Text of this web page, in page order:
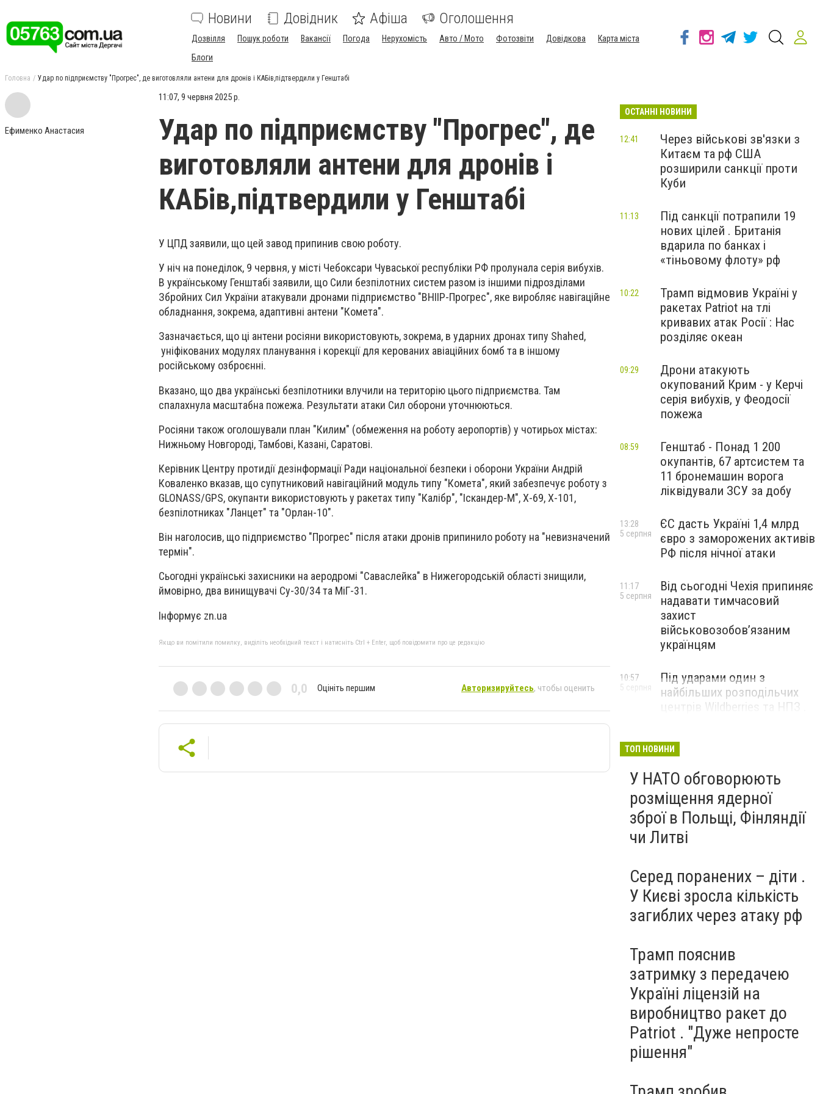
Новини Довідник Афіша Оголошення
Дозвілля Пошук роботи Вакансії Погода Нерухомість Авто / Мото Фотозвіти Довідкова
Карта міста
Блоги
Головна Удар по підприємству "Прогрес", де виготовляли антени для дронів і КАБів,підтвердили у Генштабі
Ефименко Анастасия
11:07, 9 червня 2025 р.
Удар по підприємству "Прогрес", де
виготовляли антени для дронів і
КАБів,підтвердили у Генштабі
У ЦПД заявили, що цей завод припинив свою роботу.
У ніч на понеділок, 9 червня, у місті Чебоксари Чуваської республіки РФ пролунала серія вибухів.
В українському Генштабі заявили, що Сили безпілотних систем разом із іншими підрозділами
Збройних Сил України атакували дронами підприємство "ВНІІР-Прогрес", яке виробляє навігаційне
обладнання, зокрема, адаптивні антени "Комета".
Зазначається, що ці антени росіяни використовують, зокрема, в ударних дронах типу Shahed,
уніфікованих модулях планування і корекції для керованих авіаційних бомб та в іншому
російському озброєнні.
Вказано, що два українські безпілотники влучили на територію цього підприємства. Там
спалахнула масштабна пожежа. Результати атаки Сил оборони уточнюються.
Росіяни також оголошували план "Килим" (обмеження на роботу аеропортів) у чотирьох містах:
Нижньому Новгороді, Тамбові, Казані, Саратові.
Керівник Центру протидії дезінформації Ради національної безпеки і оборони України Андрій
Коваленко вказав, що супутниковий навігаційний модуль типу "Комета", який забезпечує роботу з
GLONASS/GPS, окупанти використовують у ракетах типу "Калібр", "Іскандер-М", Х-69, Х-101,
безпілотниках "Ланцет" та "Орлан-10".
Він наголосив, що підприємство "Прогрес" після атаки дронів припинило роботу на "невизначений
термін".
Сьогодні українські захисники на аеродромі "Саваслейка" в Нижегородській області знищили,
ймовірно, два винищувачі Су-30/34 та МіГ-31.
Інформує zn.ua
Якщо ви помітили помилку, виділіть необхідний текст і натисніть Ctrl + Enter, щоб повідомити про це редакцію
0,0 Оцініть першим Авторизируйтесь, чтобы оценить
ОСТАННІ НОВИНИ
Через військові зв'язки з
Китаєм та рф США
розширили санкції проти
Куби
12:41
Під санкції потрапили 19
нових цілей . Британія
вдарила по банках і
«тіньовому флоту» рф
11:13
Трамп відмовив Україні у
ракетах Patriot на тлі
кривавих атак Росії : Нас
розділяє океан
10:22
Дрони атакують
окупований Крим - у Керчі
серія вибухів, у Феодосії
пожежа
09:29
Генштаб - Понад 1 200
окупантів, 67 артсистем та
11 бронемашин ворога
ліквідували ЗСУ за добу
08:59
ЄС дасть Україні 1,4 млрд
євро з заморожених активів
РФ після нічної атаки
13:28
5 серпня
Від сьогодні Чехія припиняє
надавати тимчасовий
захист
військовозобов’язаним
українцям
11:17
5 серпня
Під ударами один з
найбільших розподільчих
центрів Wildberries та НПЗ .
10:57
5 серпня
ТОП НОВИНИ
У НАТО обговорюють
розміщення ядерної
зброї в Польщі, Фінляндії
чи Литві
Серед поранених – діти .
У Києві зросла кількість
загиблих через атаку рф
Трамп пояснив
затримку з передачею
Україні ліцензій на
виробництво ракет до
Patriot . "Дуже непросте
рішення"